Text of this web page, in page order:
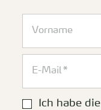
Ich habe die